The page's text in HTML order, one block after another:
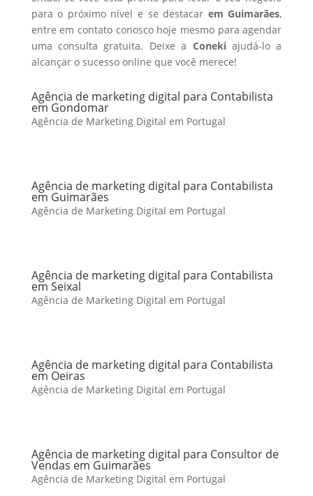
para o próximo nível e se destacar em Guimarães,
entre em contato conosco hoje mesmo para agendar
uma consulta gratuita. Deixe a Conekiajudá-lo a
alcançar o sucesso online que você merece!
Agência de marketing digital para Contabilista
em Gondomar
Agência de Marketing Digital em Portugal
Agência de marketing digital para Contabilista
em Guimarães
Agência de Marketing Digital em Portugal
Agência de marketing digital para Contabilista
em Seixal
Agência de Marketing Digital em Portugal
Agência de marketing digital para Contabilista
em Oeiras
Agência de Marketing Digital em Portugal
Agência de marketing digital para Consultor de
Vendas em Guimarães
Agência de Marketing Digital em Portugal